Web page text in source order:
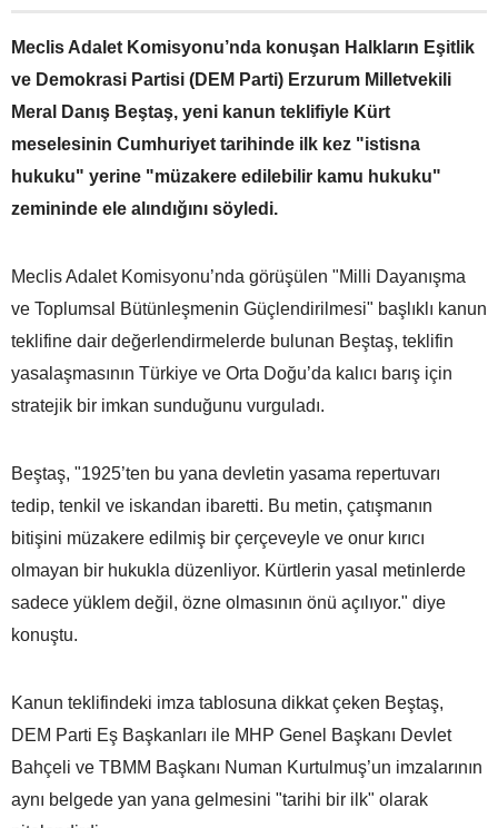
Meclis Adalet Komisyonu’nda konuşan Halkların Eşitlik
ve Demokrasi Partisi (DEM Parti) Erzurum Milletvekili
Meral Danış Beştaş, yeni kanun teklifiyle Kürt
meselesinin Cumhuriyet tarihinde ilk kez "istisna
hukuku" yerine "müzakere edilebilir kamu hukuku"
zemininde ele alındığını söyledi.
Meclis Adalet Komisyonu’nda görüşülen "Milli Dayanışma
ve Toplumsal Bütünleşmenin Güçlendirilmesi" başlıklı kanun
teklifine dair değerlendirmelerde bulunan Beştaş, teklifin
yasalaşmasının Türkiye ve Orta Doğu’da kalıcı barış için
stratejik bir imkan sunduğunu vurguladı.
Beştaş, "1925’ten bu yana devletin yasama repertuvarı
tedip, tenkil ve iskandan ibaretti. Bu metin, çatışmanın
bitişini müzakere edilmiş bir çerçeveyle ve onur kırıcı
olmayan bir hukukla düzenliyor. Kürtlerin yasal metinlerde
sadece yüklem değil, özne olmasının önü açılıyor." diye
konuştu.
Kanun teklifindeki imza tablosuna dikkat çeken Beştaş,
DEM Parti Eş Başkanları ile MHP Genel Başkanı Devlet
Bahçeli ve TBMM Başkanı Numan Kurtulmuş’un imzalarının
aynı belgede yan yana gelmesini "tarihi bir ilk" olarak